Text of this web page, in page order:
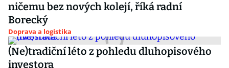
ničemu bez nových kolejí, říká radní
Borecký
Doprava a logistika
(Ne)tradiční léto z pohledu dluhopisového
investora